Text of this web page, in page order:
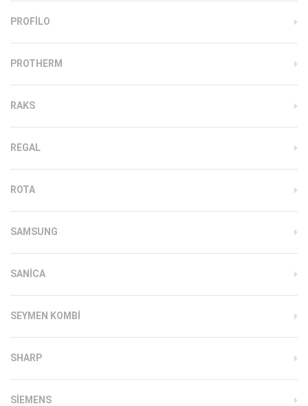
PROFILO
PROTHERM
RAKS
REGAL
ROTA
SAMSUNG
SANICA
SEYMEN KOMBI
SHARP
SIEMENS